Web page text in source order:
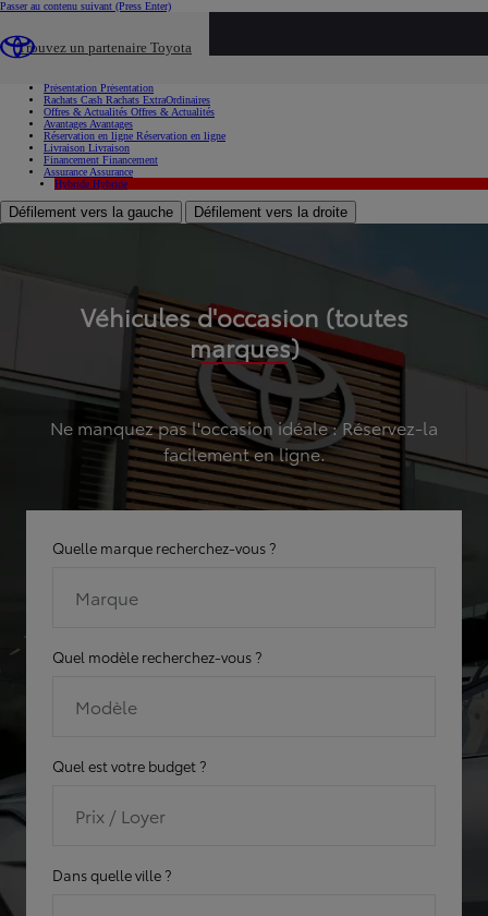
Passer au contenu suivant (Press Enter)
Trouvez un partenaire Toyota
Présentation Présentation
Rachats Cash Rachats ExtraOrdinaires
Offres & Actualités Offres & Actualités
Avantages Avantages
Réservation en ligne Réservation en ligne
Livraison Livraison
Financement Financement
Assurance Assurance
Hybride Hybride
Défilement vers la gauche Défilement vers la droite
Véhicules d'occasion (toutes
marques)
Ne manquez pas l'occasion idéale : Réservez-la
facilement en ligne.
Quelle marque recherchez-vous ?
Marque
Quel modèle recherchez-vous ?
Modèle
Quel est votre budget ?
Prix / Loyer
Dans quelle ville ?